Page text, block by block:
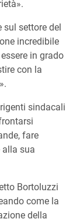
settore del
incredibile
in grado
con la
sindacali
fare
alla sua
Bortoluzzi
come la
della